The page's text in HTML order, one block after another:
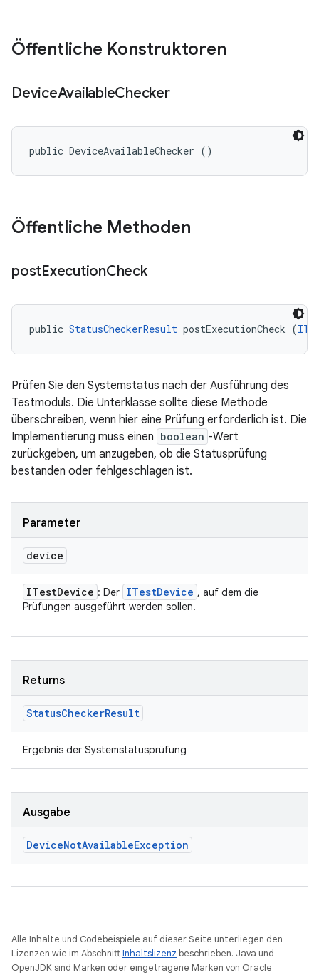
Öffentliche Konstruktoren
DeviceAvailableChecker
public DeviceAvailableChecker ()
Öffentliche Methoden
postExecutionCheck
public StatusCheckerResult postExecutionCheck (
Prüfen Sie den Systemstatus nach der Ausführung des
Testmoduls. Die Unterklasse sollte diese Methode
überschreiben, wenn hier eine Prüfung erforderlich ist. Die
Implementierung muss einen boolean -Wert
zurückgeben, um anzugeben, ob die Statusprüfung
bestanden oder fehlgeschlagen ist.
Parameter
device
ITestDevice : Der ITestDevice , auf dem die
Prüfungen ausgeführt werden sollen.
Returns
StatusCheckerResult
Ergebnis der Systemstatusprüfung
Ausgabe
DeviceNotAvailableException
Alle Inhalte und Codebeispiele auf dieser Seite unterliegen den
Lizenzen wie im AbschnittInhaltslizenz beschrieben. Java und
OpenJDK sind Marken oder eingetragene Marken von Oracle